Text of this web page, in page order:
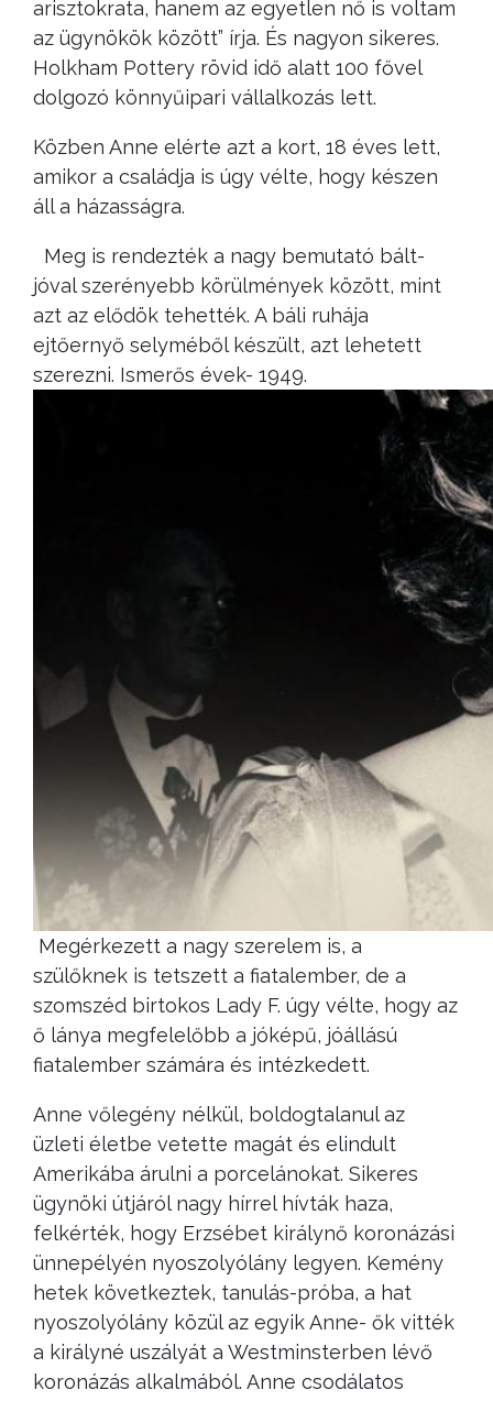
arisztokrata, hanem az egyetlen nő is voltam
az ügynökök között” írja. És nagyon sikeres.
Holkham Pottery rövid idő alatt 100 fővel
dolgozó könnyűipari vállalkozás lett.
Közben Anne elérte azt a kort, 18 éves lett,
amikor a családja is úgy vélte, hogy készen
áll a házasságra.
Meg is rendezték a nagy bemutató bált-
jóval szerényebb körülmények között, mint
azt az elődök tehették. A báli ruhája
ejtőernyő selyméből készült, azt lehetett
szerezni. Ismerős évek- 1949.
Megérkezett a nagy szerelem is, a
szülőknek is tetszett a fiatalember, de a
szomszéd birtokos Lady F. úgy vélte, hogy az
ő lánya megfelelőbb a jóképű, jóállású
fiatalember számára és intézkedett.
Anne vőlegény nélkül, boldogtalanul az
üzleti életbe vetette magát és elindult
Amerikába árulni a porcelánokat. Sikeres
ügynöki útjáról nagy hírrel hívták haza,
felkérték, hogy Erzsébet királynő koronázási
ünnepélyén nyoszolyólány legyen. Kemény
hetek következtek, tanulás-próba, a hat
nyoszolyólány közül az egyik Anne- ők vitték
a királyné uszályát a Westminsterben lévő
koronázás alkalmából. Anne csodálatos